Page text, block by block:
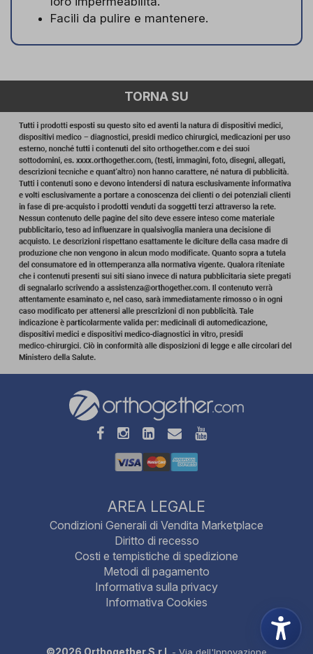
Facili da pulire e mantenere.
TORNA SU
AREA LEGALE
Condizioni Generali di Vendita Marketplace
Diritto di recesso
Costi e tempistiche di spedizione
Metodi di pagamento
Informativa sulla privacy
Informativa Cookies